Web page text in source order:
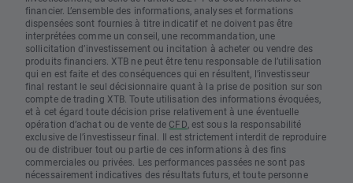
financier. L’ensemble des informations, analyses et formations
dispensées sont fournies à titre indicatif et ne doivent pas être
interprétées comme un conseil, une recommandation, une
sollicitation d’investissement ou incitation à acheter ou vendre des
produits financiers. XTB ne peut être tenu responsable de l’utilisation
qui en est faite et des conséquences qui en résultent, l’investisseur
final restant le seul décisionnaire quant à la prise de position sur son
compte de trading XTB. Toute utilisation des informations évoquées,
et à cet égard toute décision prise relativement à une éventuelle
opération d’achat ou de vente de CFD , est sous la responsabilité
exclusive de l’investisseur final. Il est strictement interdit de reproduire
ou de distribuer tout ou partie de ces informations à des fins
commerciales ou privées. Les performances passées ne sont pas
nécessairement indicatives des résultats futurs, et toute personne